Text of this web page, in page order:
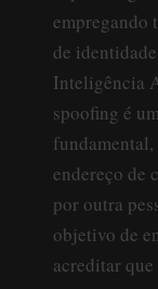
empregando
de
Inteligência
spoofing é
endereço de
por outra
objetivo de
acreditar